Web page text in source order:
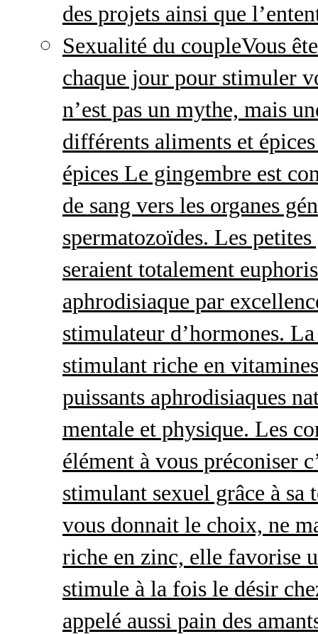
des projets ainsi que
Sexualité du coupleVous
chaque jour pour stimuler
n’est pas un mythe, mais
différents aliments et
épices Le gingembre est
de sang vers les organes
spermatozoïdes. Les
seraient totalement
aphrodisiaque par
stimulateur d’hormones.
stimulant riche en
puissants aphrodisiaques
mentale et physique. Les
élément à vous préconiser
stimulant sexuel grâce à sa
vous donnait le choix, ne
riche en zinc, elle favorise
stimule à la fois le désir
appelé aussi pain des